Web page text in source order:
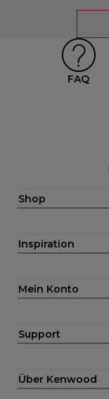
FAQ
Shop
Inspiration
Mein Konto
Support
Über Kenwood